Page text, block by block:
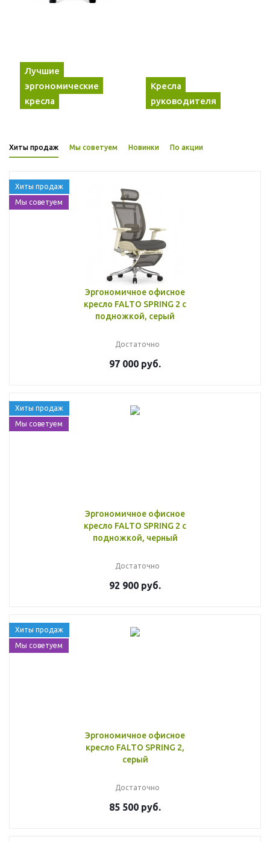
Лучшие
эргономические
кресла
Кресла
руководителя
Хиты продаж Мы советуем Новинки По акции
Хиты продаж
Мы советуем
Эргономичное офисное
кресло FALTO SPRING 2 с
подножкой, серый
Достаточно
97 000 руб.
Хиты продаж
Мы советуем
Эргономичное офисное
кресло FALTO SPRING 2 с
подножкой, черный
Достаточно
92 900 руб.
Хиты продаж
Мы советуем
Эргономичное офисное
кресло FALTO SPRING 2,
серый
Достаточно
85 500 руб.